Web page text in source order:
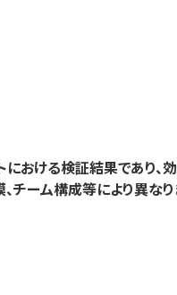
おける検証結果であり、
チーム構成等により異なり